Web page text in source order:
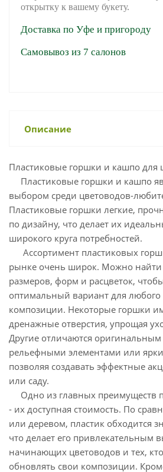
открытку к вашему букету.
Доставка по Уфе и пригороду
Самовывоз из 7 салонов
Описание
Пластиковые горшки и кашпо для
Пластиковые горшки и кашпо
выбором среди цветоводов-
Пластиковые горшки легкие,
по дизайну, что делает их
широкого круга потребностей.
Ассортимент пластиковых
рынке очень широк. Можно
размеров, форм и расцветок,
оптимальный вариант для любого
композиции. Некоторые горшки
дренажные отверстия, упрощая
Другие отличаются
рельефными элементами или
позволяя создавать эффектные
или саду.
Одно из главных преимуществ
- их доступная стоимость. По
или деревом, пластик обходится
что делает его привлекательным
начинающих цветоводов и тех,
обновлять свои композиции.